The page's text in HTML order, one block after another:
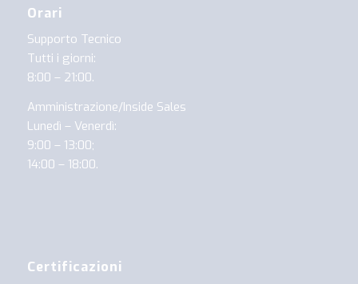
Orari
Supporto Tecnico
Tutti i giorni:
8:00 – 21:00.
Amministrazione/Inside Sales
Lunedì – Venerdì:
9:00 – 13:00;
14:00 – 18:00.
Certificazioni